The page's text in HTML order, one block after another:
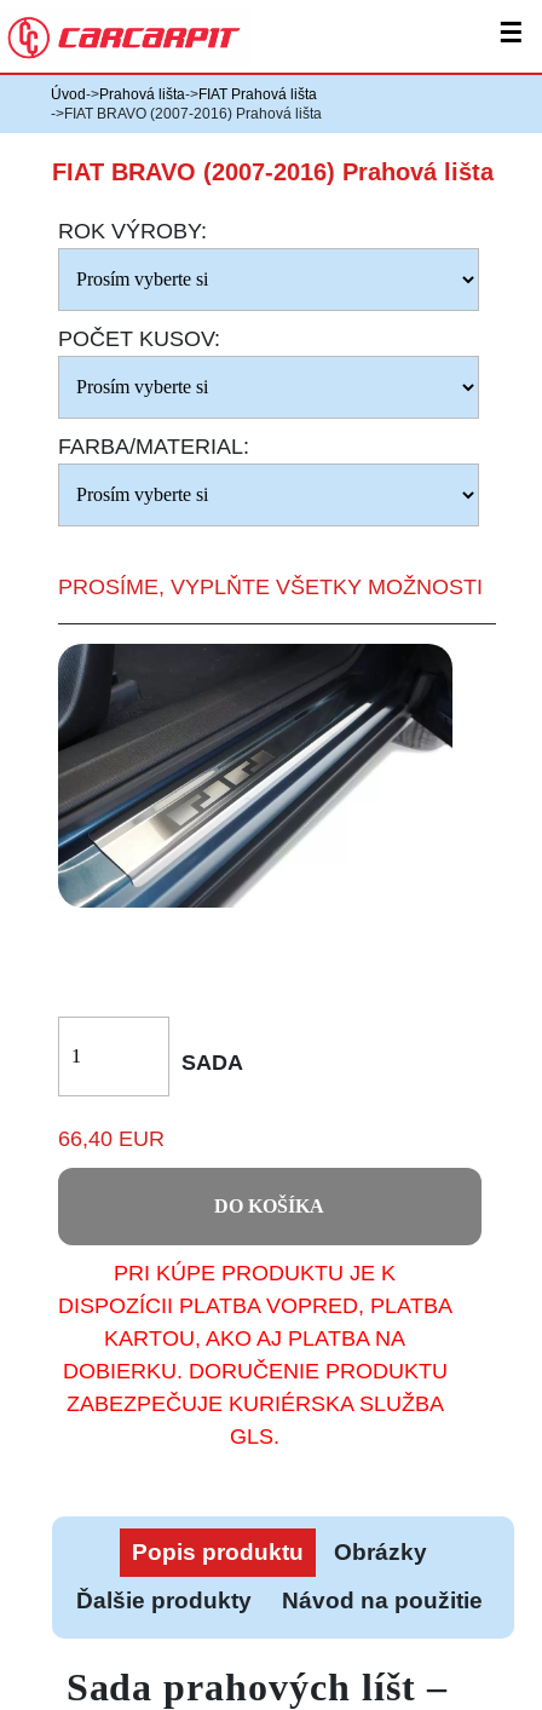
☰
Úvod->Prahová lišta->FIAT Prahová lišta
->FIAT BRAVO (2007-2016) Prahová lišta
FIAT BRAVO (2007-2016) Prahová lišta
ROK VÝROBY:
POČET KUSOV:
FARBA/MATERIAL:
PROSÍME, VYPLŇTE VŠETKY MOŽNOSTI
SADA
66,40 EUR
DO KOŠÍKA
PRI KÚPE PRODUKTU JE K
DISPOZÍCII PLATBA VOPRED, PLATBA
KARTOU, AKO AJ PLATBA NA
DOBIERKU. DORUČENIE PRODUKTU
ZABEZPEČUJE KURIÉRSKA SLUŽBA
GLS.
Popis produktu
Obrázky
Ďalšie produkty
Návod na použitie
Sada prahových líšt –